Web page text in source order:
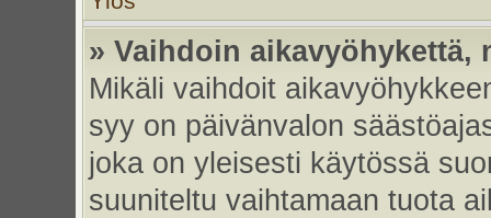
» Vaihdoin
Mikäli vaihdoit
syy on päivänvalon
joka on yleisesti käytössä
suuniteltu vaihtamaan tuota